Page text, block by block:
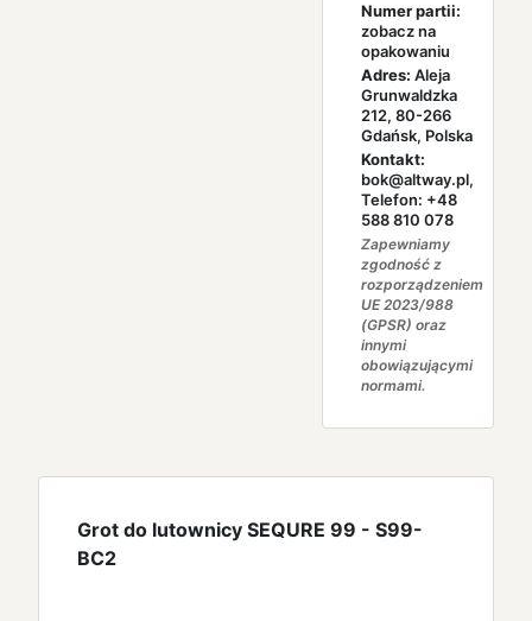
Numer partii:
zobacz na
opakowaniu
Adres: Aleja
Grunwaldzka
212, 80-266
Gdańsk, Polska
Kontakt:
bok@altway.pl,
Telefon: +48
588 810 078
Zapewniamy
zgodność z
rozporządzeniem
UE 2023/988
(GPSR) oraz
innymi
obowiązującymi
normami.
Grot do lutowniсy SEQURE 99 - S99-
BC2